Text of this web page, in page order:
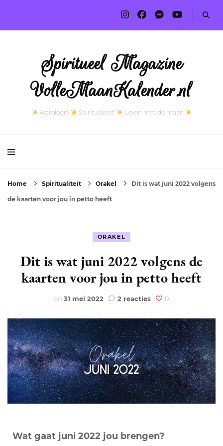
Spiritueel Magazine
VolleMaanKalender.nl
Astrologie Spiritualiteit Leven met de maan
Home Spiritualiteit Orakel Dit is wat juni 2022 volgens
de kaarten voor jou in petto heeft
ORAKEL
Dit is wat juni 2022 volgens de
kaarten voor jou in petto heeft
on 31 mei 2022 2 reactiesop
is
wat
juni
2022
volgens
de
kaarten
voor
jou
0
Wat gaat juni 2022 jou brengen?